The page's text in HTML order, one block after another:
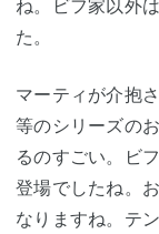
ね。ビフ家以外
た。
マーティが介抱
等のシリーズの
るのすごい。ビ
登場でしたね。
なりますね。テ